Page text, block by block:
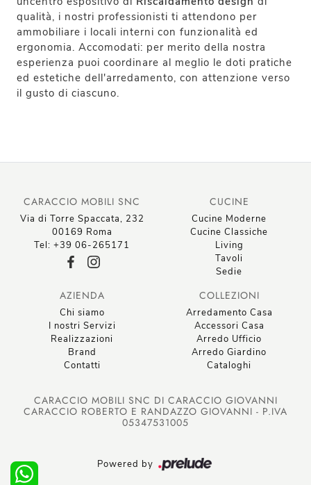
qualità, i nostri professionisti ti attendono per
ammobiliare i locali interni con funzionalità ed
ergonomia. Accomodati: per merito della nostra
esperienza puoi coordinare al meglio le doti pratiche
ed estetiche dell'arredamento, con attenzione verso
il gusto di ciascuno.
CARACCIO MOBILI SNC
Via di Torre Spaccata, 232
00169 Roma
Tel: +39 06-265171
CUCINE
Cucine Moderne
Cucine Classiche
Living
Tavoli
Sedie
AZIENDA
Chi siamo
I nostri Servizi
Realizzazioni
Brand
Contatti
COLLEZIONI
Arredamento Casa
Accessori Casa
Arredo Ufficio
Arredo Giardino
Cataloghi
CARACCIO MOBILI SNC DI CARACCIO GIOVANNI
CARACCIO ROBERTO E RANDAZZO GIOVANNI - P.IVA
05347531005
Powered by